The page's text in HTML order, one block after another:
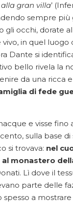
alla gran villa’
sempre
occhi, dorate
in quel
Dante si
bello rivela la
da una ricca
di fede
e visse fino
sulla base
si trovava: nel
monastero
Lì dove il
parte delle
a